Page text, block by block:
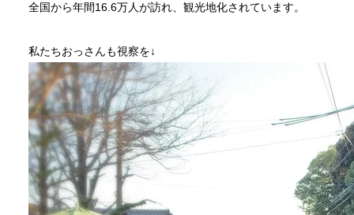
全国から年間16.6万人が訪れ、観光地化されています。
私たちおっさんも視察を↓